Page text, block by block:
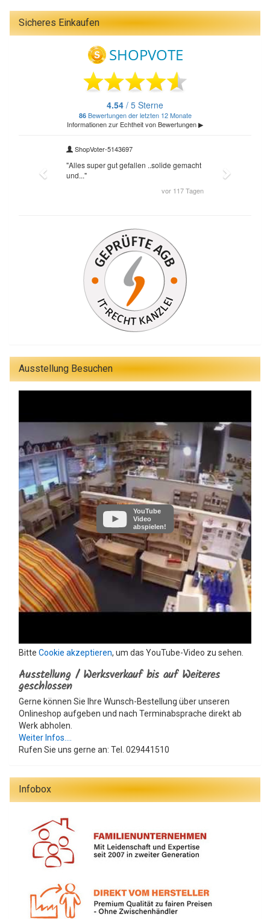
Sicheres Einkaufen
Ausstellung Besuchen
YouTube
Video
abspielen!
Bitte Cookie akzeptieren, um das YouTube-Video zu sehen.
Ausstellung / Werksverkauf bis auf Weiteres
geschlossen
Gerne können Sie Ihre Wunsch-Bestellung über unseren
Onlineshop aufgeben und nach Terminabsprache direkt ab
Werk abholen.
Weiter Infos....
Rufen Sie uns gerne an: Tel. 029441510
Infobox